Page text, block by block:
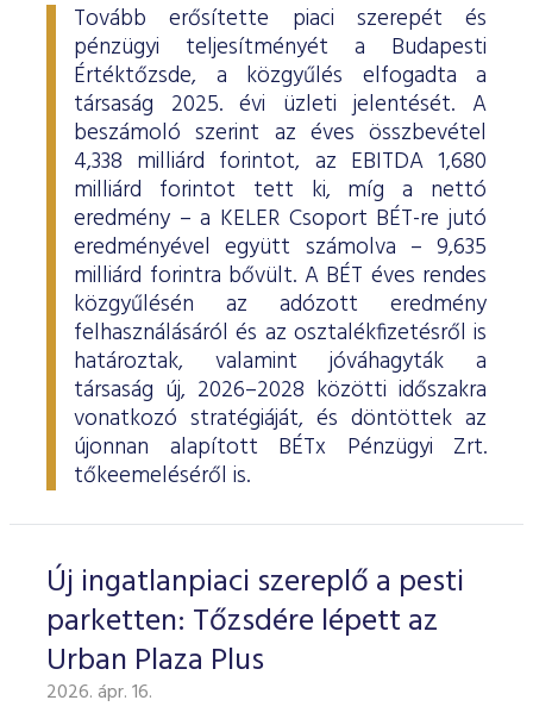
Tovább erősítette piaci szerepét és
pénzügyi teljesítményét a Budapesti
Értéktőzsde, a közgyűlés elfogadta a
társaság 2025. évi üzleti jelentését. A
beszámoló szerint az éves összbevétel
4,338 milliárd forintot, az EBITDA 1,680
milliárd forintot tett ki, míg a nettó
eredmény – a KELER Csoport BÉT-re jutó
eredményével együtt számolva – 9,635
milliárd forintra bővült. A BÉT éves rendes
közgyűlésén az adózott eredmény
felhasználásáról és az osztalékfizetésről is
határoztak, valamint jóváhagyták a
társaság új, 2026–2028 közötti időszakra
vonatkozó stratégiáját, és döntöttek az
újonnan alapított BÉTx Pénzügyi Zrt.
tőkeemeléséről is.
Új ingatlanpiaci szereplő a pesti
parketten: Tőzsdére lépett az
Urban Plaza Plus
2026. ápr. 16.